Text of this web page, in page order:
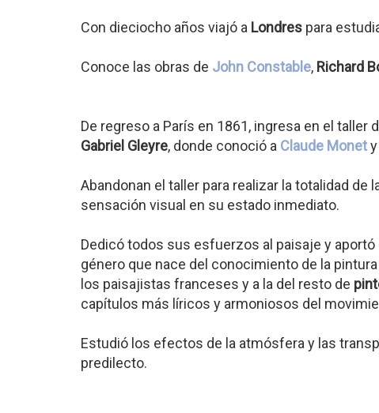
Con dieciocho años viajó a Londres para
Conoce las obras de John Constable, Richard
De regreso a París en 1861, ingresa en el taller
Gabriel Gleyre, donde conoció a Claude Monety
Abandonan el taller para realizar la totalidad de
sensación visual en su estado inmediato.
Dedicó todos sus esfuerzos al paisaje y
género que nace del conocimiento de la
los paisajistas franceses y a la del resto de
capítulos más líricos y armoniosos del
Estudió los efectos de la atmósfera y las
predilecto.